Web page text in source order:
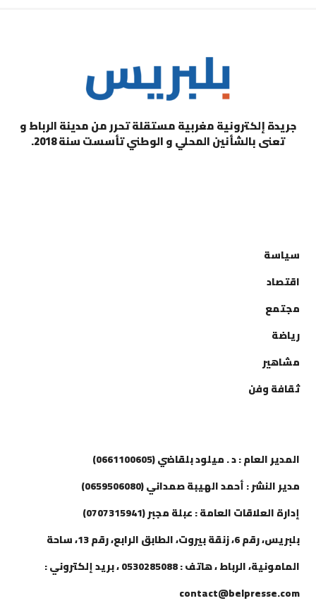
جريدة إلكترونية مغربية مستقلة تحرر من مدينة الرباط و
تعنى بالشأنين المحلي و الوطني تأسست سنة 2018.
سياسة
اقتصاد
مجتمع
رياضة
مشاهير
ثقافة وفن
المدير العام : د . ميلود بلقاضي (0661100605)
مدير النشر : أحمد الهيبة صمداني (0659506080)
إدارة العلاقات العامة : عبلة مجبر (0707315941)
بلبريس، رقم 6، زنقة بيروت، الطابق الرابع، رقم 13، ساحة
المامونية، الرباط ، هاتف : 0530285088 ، بريد إلكتروني :
contact@belpresse.com